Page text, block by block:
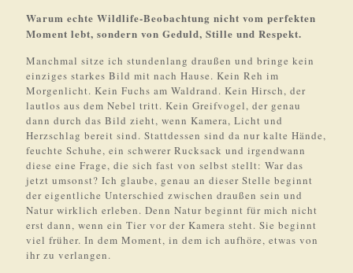
Warum echte Wildlife-Beobachtung nicht vom perfekten
Moment lebt, sondern von Geduld, Stille und Respekt.
Manchmal sitze ich stundenlang draußen und bringe kein
einziges starkes Bild mit nach Hause. Kein Reh im
Morgenlicht. Kein Fuchs am Waldrand. Kein Hirsch, der
lautlos aus dem Nebel tritt. Kein Greifvogel, der genau
dann durch das Bild zieht, wenn Kamera, Licht und
Herzschlag bereit sind. Stattdessen sind da nur kalte Hände,
feuchte Schuhe, ein schwerer Rucksack und irgendwann
diese eine Frage, die sich fast von selbst stellt: War das
jetzt umsonst? Ich glaube, genau an dieser Stelle beginnt
der eigentliche Unterschied zwischen draußen sein und
Natur wirklich erleben. Denn Natur beginnt für mich nicht
erst dann, wenn ein Tier vor der Kamera steht. Sie beginnt
viel früher. In dem Moment, in dem ich aufhöre, etwas von
ihr zu verlangen.